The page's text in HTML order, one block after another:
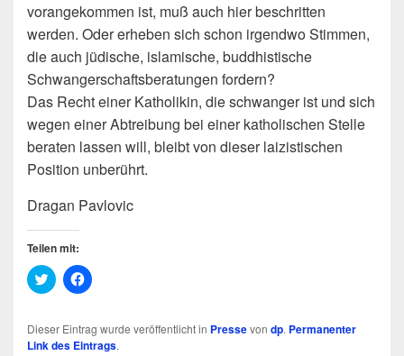
vorangekommen ist, muß auch hier beschritten
werden. Oder erheben sich schon irgendwo Stimmen,
die auch jüdische, islamische, buddhistische
Schwangerschaftsberatungen fordern?
Das Recht einer Katholikin, die schwanger ist und sich
wegen einer Abtreibung bei einer katholischen Stelle
beraten lassen will, bleibt von dieser laizistischen
Position unberührt.
Dragan Pavlovic
Teilen mit:
K
l
k
,
u
K
l
k
,
u
Dieser Eintrag wurde veröffentlicht in Pressevon dp. Permanenter
Link des Eintrags.